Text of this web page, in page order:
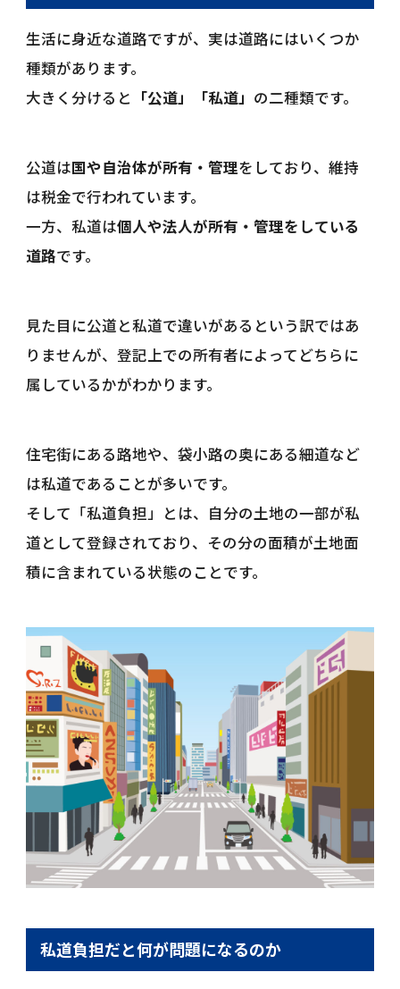
生活に身近な道路ですが、実は道路にはいくつか
種類があります。
大きく分けると 「公道」「私道」 の二種類です。
公道は国や自治体が所有・管理をしており、維持
は税金で行われています。
一方、私道は個人や法人が所有・管理をしている
道路です。
見た目に公道と私道で違いがあるという訳ではあ
りませんが、登記上での所有者によってどちらに
属しているかがわかります。
住宅街にある路地や、袋小路の奥にある細道など
は私道であることが多いです。
そして「私道負担」とは、自分の土地の一部が私
道として登録されており、その分の面積が土地面
積に含まれている状態のことです。
私道負担だと何が問題になるのか